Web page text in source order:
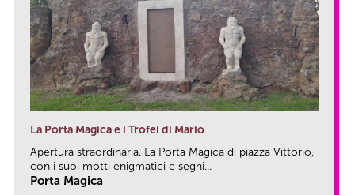
La Porta Magica e i Trofei di Mario
Apertura straordinaria. La Porta Magica di piazza Vittorio,
con i suoi motti enigmatici e segni...
Porta Magica